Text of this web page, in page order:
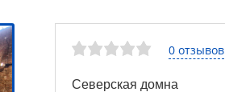
0 отзывов
Северская домна